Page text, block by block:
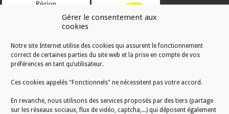
Gérer le consentement aux
cookies
Notre site Internet utilise des cookies qui assurent le fonctionnement
correct de certaines parties du site web et la prise en compte de vos
préférences en tant qu’utilisateur.
Ces cookies appelés "Fonctionnels" ne nécessitent pas votre accord.
En revanche, nous utilisons des services proposés par des tiers (partage
sur les réseaux sociaux, flux de vidéo, captcha,...) qui déposent également
RÉALISATION